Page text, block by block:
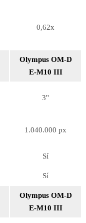
0,62x
Olympus OM-D
E-M10 III
3''
1.040.000 px
Sí
Sí
Olympus OM-D
E-M10 III